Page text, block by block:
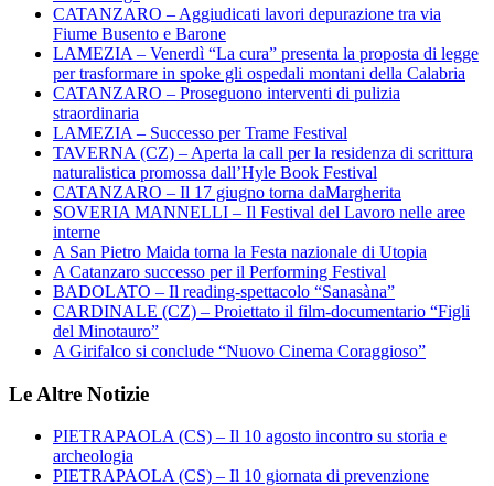
CATANZARO – Aggiudicati lavori depurazione tra via
Fiume Busento e Barone
LAMEZIA – Venerdì “La cura” presenta la proposta di legge
per trasformare in spoke gli ospedali montani della Calabria
CATANZARO – Proseguono interventi di pulizia
straordinaria
LAMEZIA – Successo per Trame Festival
TAVERNA (CZ) – Aperta la call per la residenza di scrittura
naturalistica promossa dall’Hyle Book Festival
CATANZARO – Il 17 giugno torna daMargherita
SOVERIA MANNELLI – Il Festival del Lavoro nelle aree
interne
A San Pietro Maida torna la Festa nazionale di Utopia
A Catanzaro successo per il Performing Festival
BADOLATO – Il reading-spettacolo “Sanasàna”
CARDINALE (CZ) – Proiettato il film-documentario “Figli
del Minotauro”
A Girifalco si conclude “Nuovo Cinema Coraggioso”
Le Altre Notizie
PIETRAPAOLA (CS) – Il 10 agosto incontro su storia e
archeologia
PIETRAPAOLA (CS) – Il 10 giornata di prevenzione